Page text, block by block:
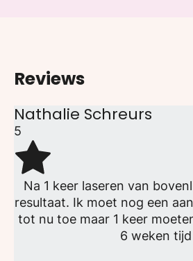
Reviews
Nathalie Schreurs
5
Na 1 keer laseren van
resultaat. Ik moet nog een
tot nu toe maar 1 keer
6 weken tijd